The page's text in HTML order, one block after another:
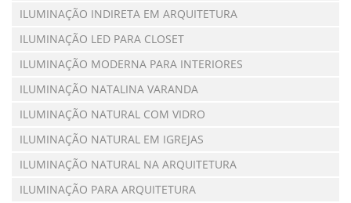
ILUMINAÇÃO INDIRETA EM ARQUITETURA
ILUMINAÇÃO LED PARA CLOSET
ILUMINAÇÃO MODERNA PARA INTERIORES
ILUMINAÇÃO NATALINA VARANDA
ILUMINAÇÃO NATURAL COM VIDRO
ILUMINAÇÃO NATURAL EM IGREJAS
ILUMINAÇÃO NATURAL NA ARQUITETURA
ILUMINAÇÃO PARA ARQUITETURA